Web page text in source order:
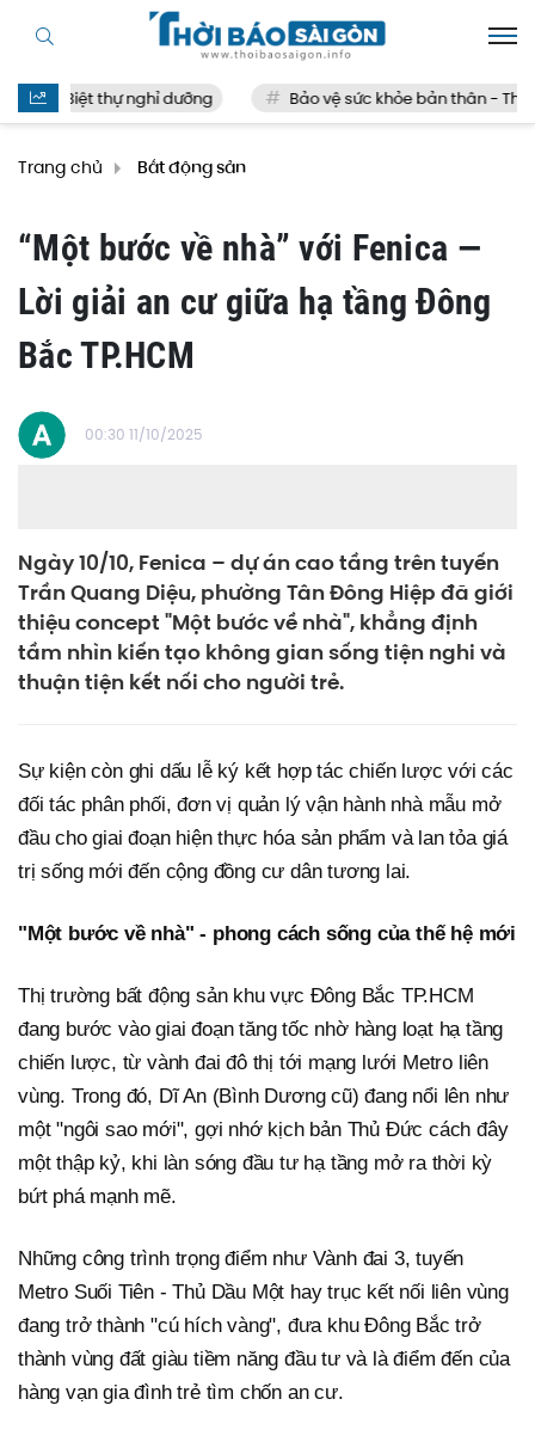
Biệt thự nghỉ dưỡng Bảo vệ sức khỏe bản thân - Thế
Trang chủ Bất động sản
“Một bước về nhà” với Fenica —
Lời giải an cư giữa hạ tầng Đông
Bắc TP.HCM
00:30 11/10/2025
Ngày 10/10, Fenica – dự án cao tầng trên tuyến
Trần Quang Diệu, phường Tân Đông Hiệp đã giới
thiệu concept "Một bước về nhà", khẳng định
tầm nhìn kiến tạo không gian sống tiện nghi và
thuận tiện kết nối cho người trẻ.
Sự kiện còn ghi dấu lễ ký kết hợp tác chiến lược với các
đối tác phân phối, đơn vị quản lý vận hành nhà mẫu mở
đầu cho giai đoạn hiện thực hóa sản phẩm và lan tỏa giá
trị sống mới đến cộng đồng cư dân tương lai.
"Một bước về nhà" - phong cách sống của thế hệ mới
Thị trường bất động sản khu vực Đông Bắc TP.HCM
đang bước vào giai đoạn tăng tốc nhờ hàng loạt hạ tầng
chiến lược, từ vành đai đô thị tới mạng lưới Metro liên
vùng. Trong đó, Dĩ An (Bình Dương cũ) đang nổi lên như
một "ngôi sao mới", gợi nhớ kịch bản Thủ Đức cách đây
một thập kỷ, khi làn sóng đầu tư hạ tầng mở ra thời kỳ
bứt phá mạnh mẽ.
Những công trình trọng điểm như Vành đai 3, tuyến
Metro Suối Tiên - Thủ Dầu Một hay trục kết nối liên vùng
đang trở thành "cú hích vàng", đưa khu Đông Bắc trở
thành vùng đất giàu tiềm năng đầu tư và là điểm đến của
hàng vạn gia đình trẻ tìm chốn an cư.